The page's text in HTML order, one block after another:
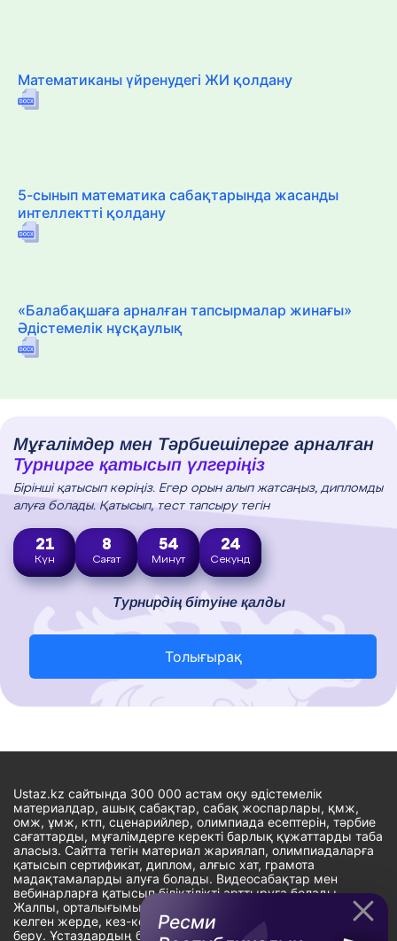
Ресми
Математиканы үйренудегі ЖИ қолдану
5-сынып математика сабақтарында жасанды
интеллектті қолдану
«Балабақшаға арналған тапсырмалар жинағы»
Әдістемелік нұсқаулық
Мұғалімдер мен Тәрбиешілерге арналған
Турнирге қатысып үлгеріңіз
Бірінші қатысып көріңіз. Егер орын алып жатсаңыз, дипломды
алуға болады. Қатысып, тест тапсыру тегін
21
Күн
8
Сағат
54
Минут
23
Секунд
Турнирдің бітуіне қалды
Толығырақ
Ustaz.kz сайтында 300 000 астам оқу әдістемелік
материалдар, ашық сабақтар, сабақ жоспарлары, қмж,
омж, ұмж, ктп, сценарийлер, олимпиада есептерін, тәрбие
сағаттарды, мұғалімдерге керекті барлық құжаттарды таба
аласыз. Сайтта тегін материал жариялап, олимпиадаларға
қатысып сертификат, диплом, алғыс хат, грамота
мадақтамаларды алуға болады. Видеосабақтар мен
вебинарларға қатысып біліктілікті арттыруға болады.
Жалпы, орталығымыздың басты мақсаты: ұстаздарға кез-
келген жерде, кез-келген уақытта білім алуына мүмкіндік
беру. Ұстаздардың барлық өзекті мәселелеріне